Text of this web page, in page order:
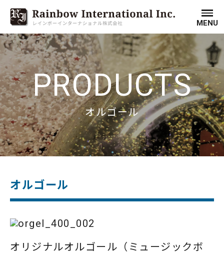
MENU
PRODUCTS
オルゴール
オルゴール
オリジナルオルゴール（ミュージックボ